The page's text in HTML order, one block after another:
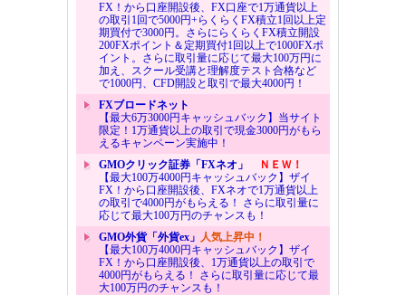
FX！から口座開設後、FX口座で1万通貨以上
の取引1回で5000円+らくらくFX積立1回以上定
期買付で3000円。さらにらくらくFX積立開設
200FXポイント＆定期買付1回以上で1000FXポ
イント。さらに取引量に応じて最大100万円に
加え、スクール受講と理解度テスト合格など
で1000円、CFD開設と取引で最大4000円！
FXブロードネット
【最大6万3000円キャッシュバック】当サイト
限定！1万通貨以上の取引で現金3000円がもら
えるキャンペーン実施中！
GMOクリック証券「FXネオ」
ＮＥＷ！
【最大100万4000円キャッシュバック】ザイ
FX！から口座開設後、FXネオで1万通貨以上
の取引で4000円がもらえる！ さらに取引量に
応じて最大100万円のチャンスも！
GMO外貨「外貨ex」 人気上昇中！
【最大100万4000円キャッシュバック】ザイ
FX！から口座開設後、1万通貨以上の取引で
4000円がもらえる！ さらに取引量に応じて最
大100万円のチャンスも！